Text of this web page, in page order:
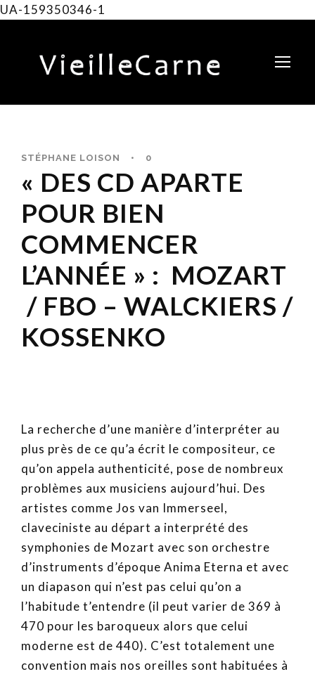
UA-159350346-1
STÉPHANE LOISON • 0
« DES CD APARTE
POUR BIEN
COMMENCER
L’ANNÉE » : MOZART
/ FBO – WALCKIERS /
KOSSENKO
La recherche d’une manière d’interpréter au
plus près de ce qu’a écrit le compositeur, ce
qu’on appela authenticité, pose de nombreux
problèmes aux musiciens aujourd’hui. Des
artistes comme Jos van Immerseel,
claveciniste au départ a interprété des
symphonies de Mozart avec son orchestre
d’instruments d’époque Anima Eterna et avec
un diapason qui n’est pas celui qu’on a
l’habitude t’entendre (il peut varier de 369 à
470 pour les baroqueux alors que celui
moderne est de 440). C’est totalement une
convention mais nos oreilles sont habituées à